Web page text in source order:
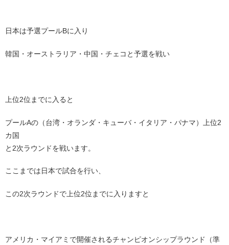
日本は予選プールBに入り
韓国・オーストラリア・中国・チェコと予選を戦い
上位2位までに入ると
プールAの（台湾・オランダ・キューバ・イタリア・パナマ）上位2
カ国
と2次ラウンドを戦います。
ここまでは日本で試合を行い、
この2次ラウンドで上位2位までに入りますと
アメリカ・マイアミで開催されるチャンピオンシップラウンド（準